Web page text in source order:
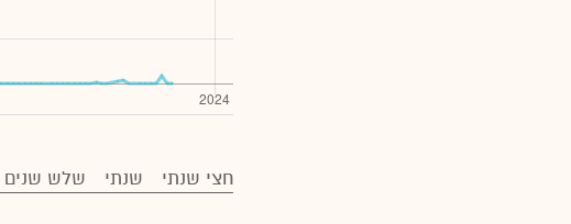
חצי שנתי שנתי שלש שנים